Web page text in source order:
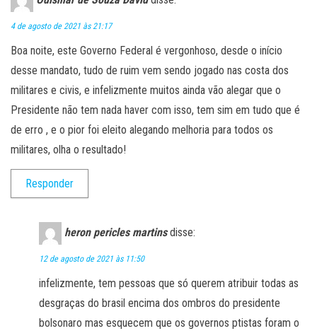
4 de agosto de 2021 às 21:17
Boa noite, este Governo Federal é vergonhoso, desde o início
desse mandato, tudo de ruim vem sendo jogado nas costa dos
militares e civis, e infelizmente muitos ainda vão alegar que o
Presidente não tem nada haver com isso, tem sim em tudo que é
de erro , e o pior foi eleito alegando melhoria para todos os
militares, olha o resultado!
Responder
heron pericles martins disse:
12 de agosto de 2021 às 11:50
infelizmente, tem pessoas que só querem atribuir todas as
desgraças do brasil encima dos ombros do presidente
bolsonaro mas esquecem que os governos ptistas foram o